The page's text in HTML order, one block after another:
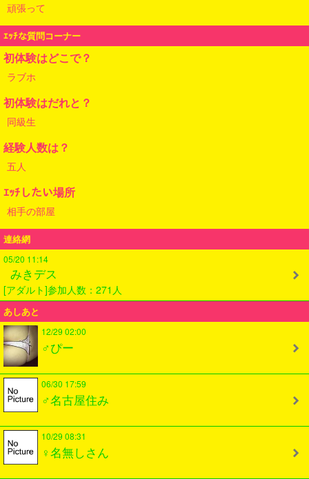
頑張って
ｴｯﾁな質問コーナー
初体験はどこで？
ラブホ
初体験はだれと？
同級生
経験人数は？
五人
ｴｯﾁしたい場所
相手の部屋
連絡網
05/20 11:14
みきデス
[アダルト]参加人数：271人
あしあと
12/29 02:00
♂ぴー
06/30 17:59
♂名古屋住み
10/29 08:31
♀名無しさん